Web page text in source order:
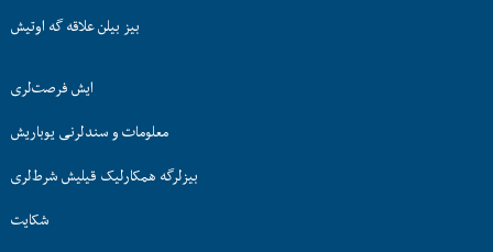
بیز بیلن علاقه گه اوتیش
ایش فرصت‌لری
معلومات و سندلرنی یوباریش
بیزلرگه همکارلیک قیلیش شرط‌لری
شکایت